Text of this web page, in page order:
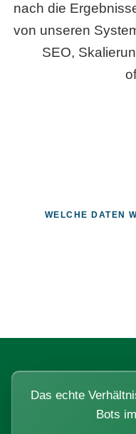
nach die
von unseren
SEO,
WELCHE DATEN
Das echte
Bots